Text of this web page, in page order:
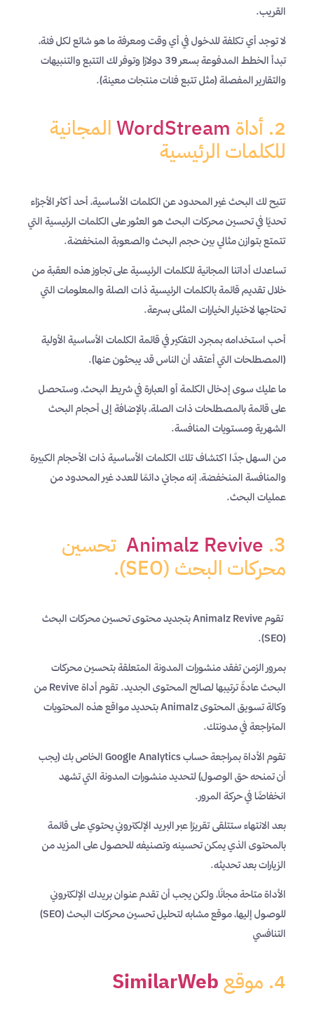
القريب.
لا توجد أي تكلفة للدخول في أي وقت ومعرفة ما هو شائع لكل فئة،
تبدأ الخطط المدفوعة بسعر 39 دولارًا وتوفر لك التتبع والتنبيهات
والتقارير المفصلة (مثل تتبع فئات منتجات معينة).
2. أداة WordStreamالمجانية
للكلمات الرئيسية
تتيح لك البحث غير المحدود عن الكلمات الأساسية، أحد أكثر الأجزاء
تحديًا في تحسين محركات البحث هو العثور على الكلمات الرئيسية التي
تتمتع بتوازن مثالي بين حجم البحث والصعوبة المنخفضة.
تساعدك أداتنا المجانية للكلمات الرئيسية على تجاوز هذه العقبة من
خلال تقديم قائمة بالكلمات الرئيسية ذات الصلة والمعلومات التي
تحتاجها لاختيار الخيارات المثلى بسرعة.
أحب استخدامه بمجرد التفكير في قائمة الكلمات الأساسية الأولية
(المصطلحات التي أعتقد أن الناس قد يبحثون عنها).
ما عليك سوى إدخال الكلمة أو العبارة في شريط البحث، وستحصل
على قائمة بالمصطلحات ذات الصلة، بالإضافة إلى أحجام البحث
الشهرية ومستويات المنافسة.
من السهل جدًا اكتشاف تلك الكلمات الأساسية ذات الأحجام الكبيرة
والمنافسة المنخفضة، إنه مجاني دائمًا للعدد غير المحدود من
عمليات البحث.
3.
Animalz Revive تحسين
محركات البحث (SEO).
تقوم Animalz Revive بتجديد محتوى تحسين محركات البحث
(SEO).
بمرور الزمن تفقد منشورات المدونة المتعلقة بتحسين محركات
البحث عادةً ترتيبها لصالح المحتوى الجديد. تقوم أداة Revive من
وكالة تسويق المحتوى Animalz بتحديد مواقع هذه المحتويات
المتراجعة في مدونتك.
تقوم الأداة بمراجعة حساب Google Analytics الخاص بك (يجب
أن تمنحه حق الوصول) لتحديد منشورات المدونة التي تشهد
انخفاضًا في حركة المرور.
بعد الانتهاء ستتلقى تقريرًا عبر البريد الإلكتروني يحتوي على قائمة
بالمحتوى الذي يمكن تحسينه وتصنيفه للحصول على المزيد من
الزيارات بعد تحديثه.
الأداة متاحة مجانًا، ولكن يجب أن تقدم عنوان بريدك الإلكتروني
للوصول إليها، موقع مشابه لتحليل تحسين محركات البحث (SEO)
التنافسي
4. موقع SimilarWeb